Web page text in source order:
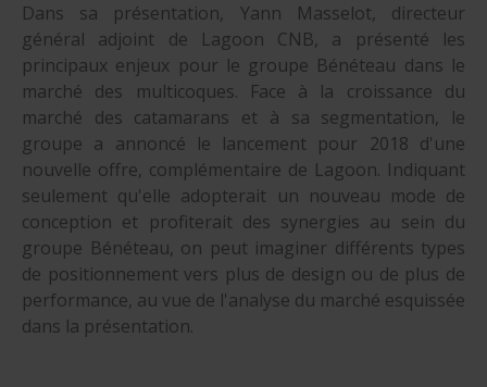
Dans sa présentation, Yann Masselot, directeur
général adjoint de Lagoon CNB, a présenté les
principaux enjeux pour le groupe Bénéteau dans le
marché des multicoques. Face à la croissance du
marché des catamarans et à sa segmentation, le
groupe a annoncé le lancement pour 2018 d'une
nouvelle offre, complémentaire de Lagoon. Indiquant
seulement qu'elle adopterait un nouveau mode de
conception et profiterait des synergies au sein du
groupe Bénéteau, on peut imaginer différents types
de positionnement vers plus de design ou de plus de
performance, au vue de l'analyse du marché esquissée
dans la présentation.